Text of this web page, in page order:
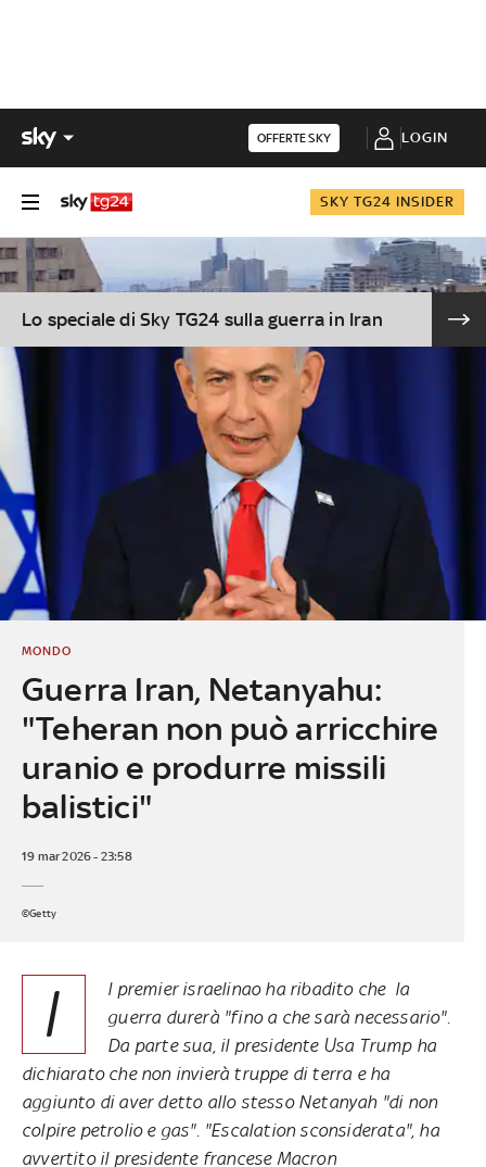
OFFERTE SKY LOGIN
SKY TG24 INSIDER
Lo speciale di Sky TG24 sulla guerra in Iran
Guerra Iran, Netanyahu:
"Teheran non può arricchire
uranio e produrre missili
balistici"
MONDO
19 mar 2026 - 23:58
©Getty
I
l premier israelinao ha ribadito che la
guerra durerà "fino a che sarà necessario".
Da parte sua, il presidente Usa Trump ha
dichiarato che non invierà truppe di terra e ha
aggiunto di aver detto allo stesso Netanyah "di non
colpire petrolio e gas". "Escalation sconsiderata", ha
avvertito il presidente francese Macron